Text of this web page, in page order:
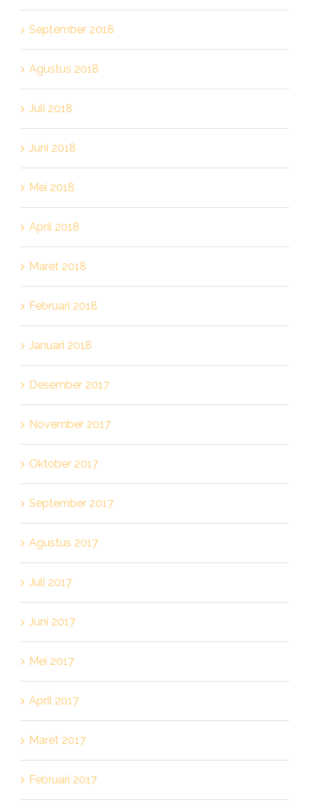
September 2018
Agustus 2018
Juli 2018
Juni 2018
Mei 2018
April 2018
Maret 2018
Februari 2018
Januari 2018
Desember 2017
November 2017
Oktober 2017
September 2017
Agustus 2017
Juli 2017
Juni 2017
Mei 2017
April 2017
Maret 2017
Februari 2017